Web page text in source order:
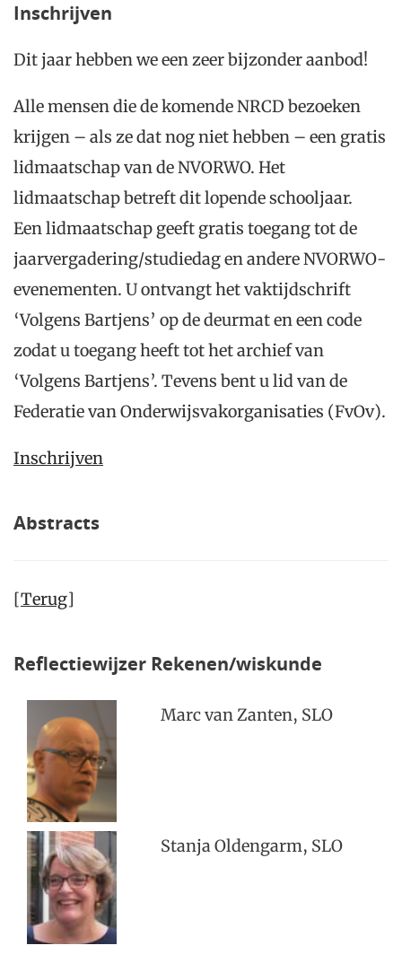
Inschrijven
Dit jaar hebben we een zeer bijzonder aanbod!
Alle mensen die de komende NRCD bezoeken
krijgen – als ze dat nog niet hebben – een gratis
lidmaatschap van de NVORWO. Het
lidmaatschap betreft dit lopende schooljaar.
Een lidmaatschap geeft gratis toegang tot de
jaarvergadering/studiedag en andere NVORWO-
evenementen. U ontvangt het vaktijdschrift
‘Volgens Bartjens’ op de deurmat en een code
zodat u toegang heeft tot het archief van
‘Volgens Bartjens’. Tevens bent u lid van de
Federatie van Onderwijsvakorganisaties (FvOv).
Inschrijven
Abstracts
[Terug]
Reflectiewijzer Rekenen/wiskunde
Marc van Zanten, SLO
Stanja Oldengarm, SLO